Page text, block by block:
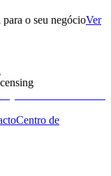
o seu negócioVer
Centro de